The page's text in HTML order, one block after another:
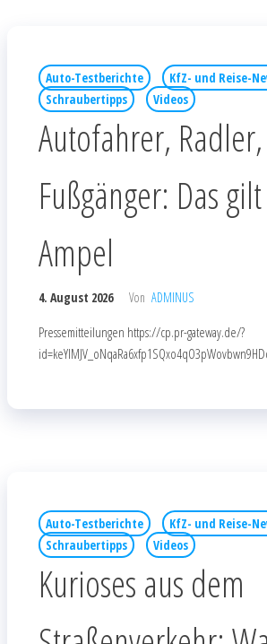
Auto-Testberichte
KfZ- und Reise-
Schraubertipps
Videos
Autofahrer, Radler,
Fußgänger: Das
Ampel
4. August 2026 Von ADMINUS
Pressemitteilungen https://cp.pr-gateway.de/?
Auto-Testberichte
KfZ- und Reise-
Schraubertipps
Videos
Kurioses aus dem